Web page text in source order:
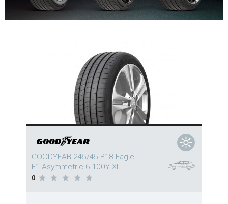
GOODYEAR 245/45 R18 Eagle
F1 Asymmetric 6 100Y XL
0